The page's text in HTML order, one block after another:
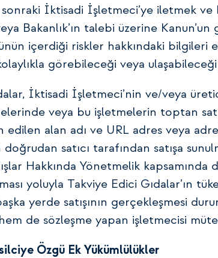
İktisadi İşletmeci’ye iletmek ve
Bakanlık’ın talebi üzerine
içerdiği riskler hakkındaki bilgileri
görebileceği veya
İktisadi İşletmeci’nin ve/veya
veya bu işletmelerin toptan
edilen alan adı ve URL adres veya
satıcı tarafından satışa
Hakkında Yönetmelik kapsamında
yoluyla Takviye Edici Gıdalar’ın
yerde satışının gerçekleşmesi
de sözleşme yapan işletmecisi
Özgü Ek Yükümlülükler